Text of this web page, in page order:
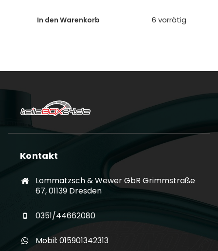
In den Warenkorb 6 vorrätig
Kontakt
Lommatzsch & Wewer GbR Grimmstraße
67, 01139 Dresden
0351/44662080
Mobil: 015901342313